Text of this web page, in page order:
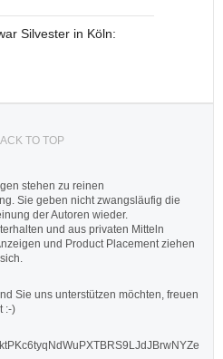
Silvester in Köln:
TO TOP
stehen zu reinen
Sie geben nicht zwangsläufig die
der Autoren wieder.
und aus privaten Mitteln
und Product Placement ziehen
Sie uns unterstützen möchten, freuen
:-)